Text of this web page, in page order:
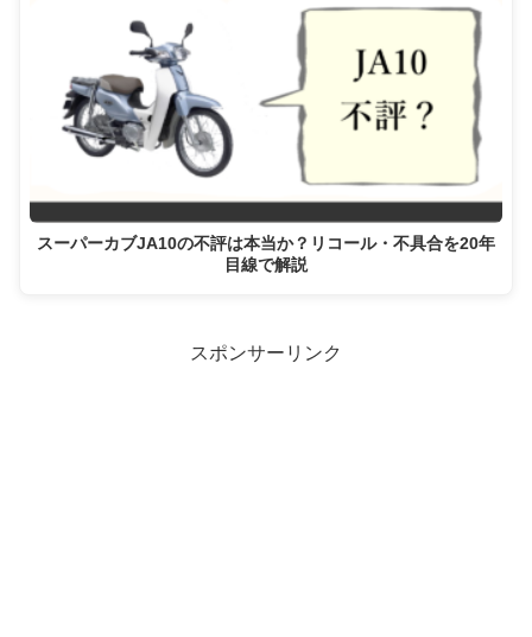
スーパーカブJA10の不評は本当か？リコール・不具合を20年
目線で解説
スポンサーリンク